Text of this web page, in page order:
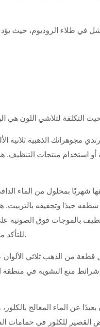
مجوهراتك الذهبية
أو استخدام منتجات
شهريًا بمحلول من الماء
جيدًا وتجفيفه بالتربيت.
بالموجات فوق الصوتية
للتأكد من ملاءمتها، لأن الاهتزاز قد يُؤثر سلبًا على طبقات الطلاء الرقيقة.
من الذهب ثلاثي
شرائط منع التشويه في
بعيدًا عن الماء المعالج